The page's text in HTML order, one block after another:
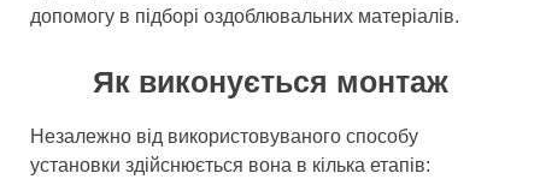
допомогу в підборі оздоблювальних матеріалів.
Як виконується монтаж
Незалежно від використовуваного способу
установки здійснюється вона в кілька етапів: